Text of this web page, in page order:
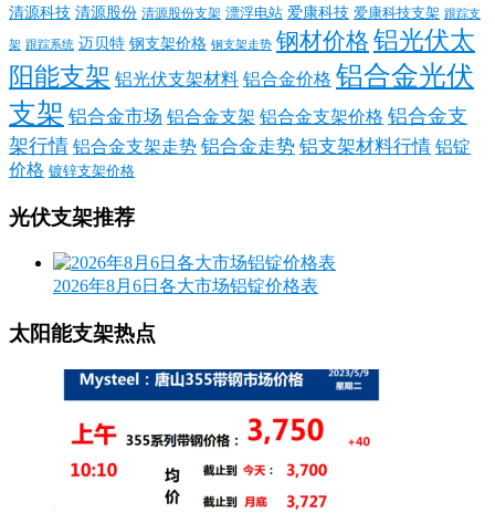
清源科技 清源股份 清源股份支架 漂浮电站 爱康科技 爱康科技支架 跟踪支
架 跟踪系统 迈贝特 钢支架价格 钢支架走势 钢材价格 铝光伏太
阳能支架 铝光伏支架材料 铝合金价格 铝合金光伏
支架 铝合金市场 铝合金支架 铝合金支架价格 铝合金支
架行情 铝合金支架走势 铝合金走势 铝支架材料行情 铝锭
价格 镀锌支架价格
光伏支架推荐
2026年8月6日各大市场铝锭价格表
太阳能支架热点